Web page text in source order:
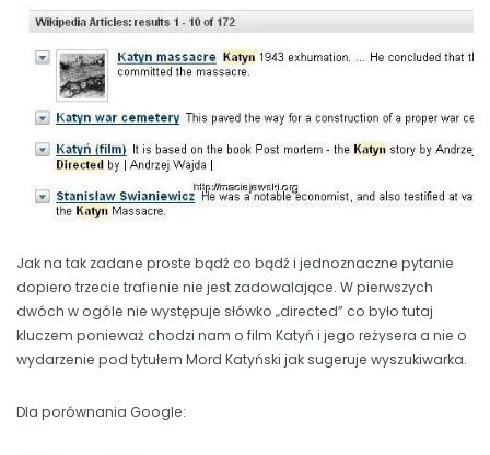
Jak na tak zadane proste bądź co bądź i jednoznaczne pytanie
dopiero trzecie trafienie nie jest zadowalające. W pierwszych
dwóch w ogóle nie występuje słówko „directed” co było tutaj
kluczem ponieważ chodzi nam o film Katyń i jego reżysera a nie o
wydarzenie pod tytułem Mord Katyński jak sugeruje wyszukiwarka.
Dla porównania Google: